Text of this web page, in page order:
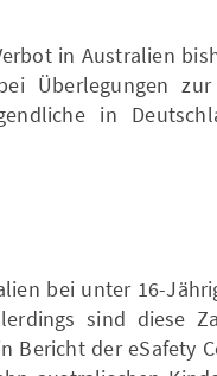
in Australien
Überlegungen zur
in
bei unter 16-
sind diese
Bericht der eSafety